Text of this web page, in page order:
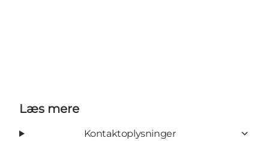
Læs mere
Kontaktoplysninger